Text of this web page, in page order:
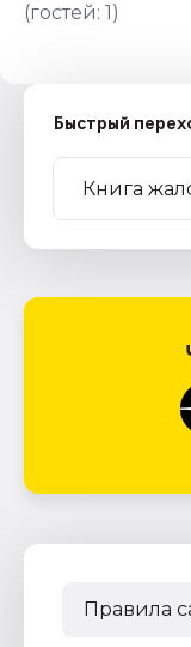
(гостей: 1)
Быстрый
Правила